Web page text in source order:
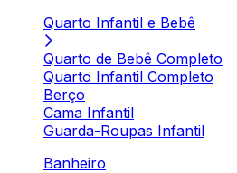
Quarto Infantil e Bebê
Quarto de Bebê Completo
Quarto Infantil Completo
Berço
Cama Infantil
Guarda-Roupas Infantil
Banheiro